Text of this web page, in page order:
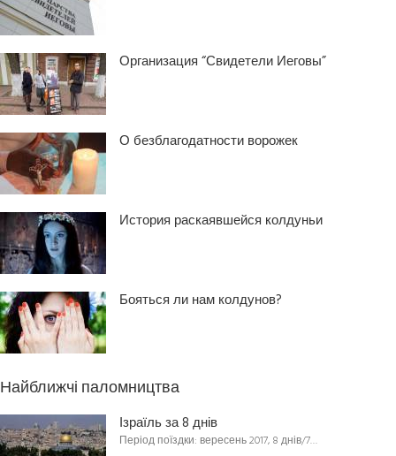
Организация “Свидетели Иеговы”
О безблагодатности ворожек
История раскаявшейся колдуньи
Бояться ли нам колдунов?
Найближчі паломництва
Ізраїль за 8 днів
Період поїздки: вересень 2017, 8 днів/7…